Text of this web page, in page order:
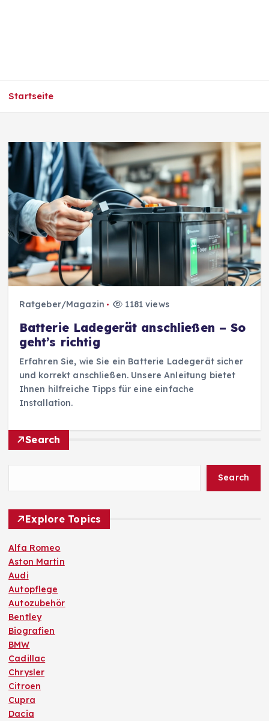
Startseite
Ratgeber/Magazin 1181 views
Batterie Ladegerät anschließen – So
geht’s richtig
Erfahren Sie, wie Sie ein Batterie Ladegerät sicher
und korrekt anschließen. Unsere Anleitung bietet
Ihnen hilfreiche Tipps für eine einfache
Installation.
Search
Search
Explore Topics
Alfa Romeo
Aston Martin
Audi
Autopflege
Autozubehör
Bentley
Biografien
BMW
Cadillac
Chrysler
Citroen
Cupra
Dacia